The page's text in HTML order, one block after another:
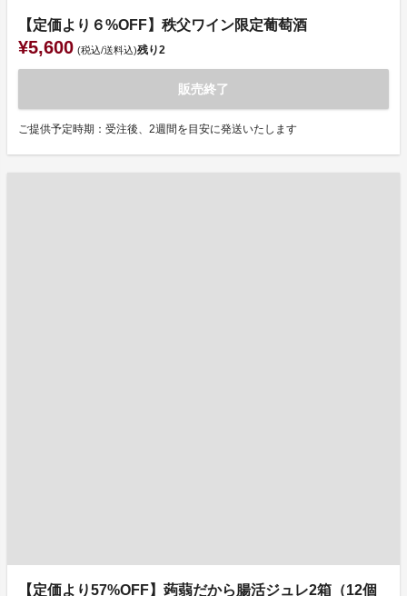
【定価より６%OFF】秩父ワイン限定葡萄酒
¥5,600 (税込/送料込)残り2
販売終了
ご提供予定時期：受注後、2週間を目安に発送いたします
【定価より57%OFF】蒟蒻だから腸活ジュレ2箱（12個